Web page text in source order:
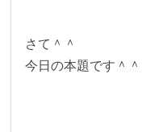
さて＾＾
今日の本題です＾＾